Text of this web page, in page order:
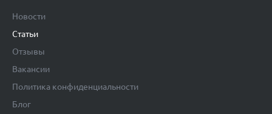
Новости
Статьи
Отзывы
Вакансии
Политика конфиденциальности
Блог